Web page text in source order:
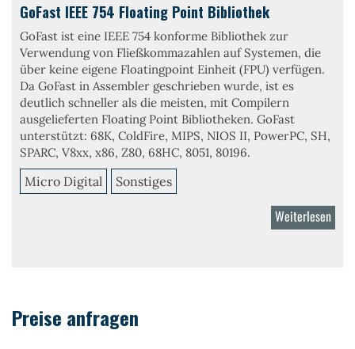
GoFast IEEE 754 Floating Point Bibliothek
GoFast ist eine IEEE 754 konforme Bibliothek zur
Verwendung von Fließkommazahlen auf Systemen, die
über keine eigene Floatingpoint Einheit (FPU) verfügen.
Da GoFast in Assembler geschrieben wurde, ist es
deutlich schneller als die meisten, mit Compilern
ausgelieferten Floating Point Bibliotheken. GoFast
unterstützt: 68K, ColdFire, MIPS, NIOS II, PowerPC, SH,
SPARC, V8xx, x86, Z80, 68HC, 8051, 80196.
Micro Digital Sonstiges
Weiterlesen
Preise anfragen